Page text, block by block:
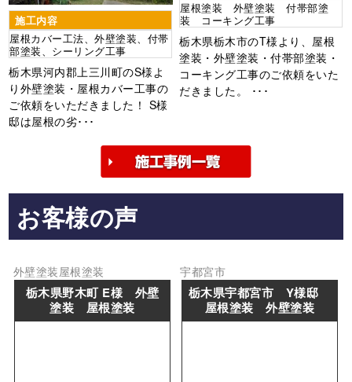
施工内容
屋根カバー工法、外壁塗装、付帯
部塗装、シーリング工事
栃木県河内郡上三川町のS様よ
り外壁塗装・屋根カバー工事の
ご依頼をいただきました！ S様
邸は屋根の劣･･･
屋根塗装 外壁塗装 付帯部塗
装 コーキング工事
栃木県栃木市のT様より、屋根
塗装・外壁塗装・付帯部塗装・
コーキング工事のご依頼をいた
だきました。 ･･･
お客様の声
外壁塗装 屋根塗装
栃木県野木町 E様 外壁
塗装 屋根塗装
宇都宮市
栃木県宇都宮市 Y様邸
屋根塗装 外壁塗装